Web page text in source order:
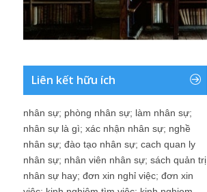
Liên kết hữu ích
nhân sự; phòng nhân sự; làm nhân sự;
nhân sự là gì; xác nhận nhân sự; nghề
nhân sự; đào tạo nhân sự; cach quan ly
nhân sự; nhân viên nhân sự; sách quản trị
nhân sự hay; đơn xin nghỉ việc; đơn xin